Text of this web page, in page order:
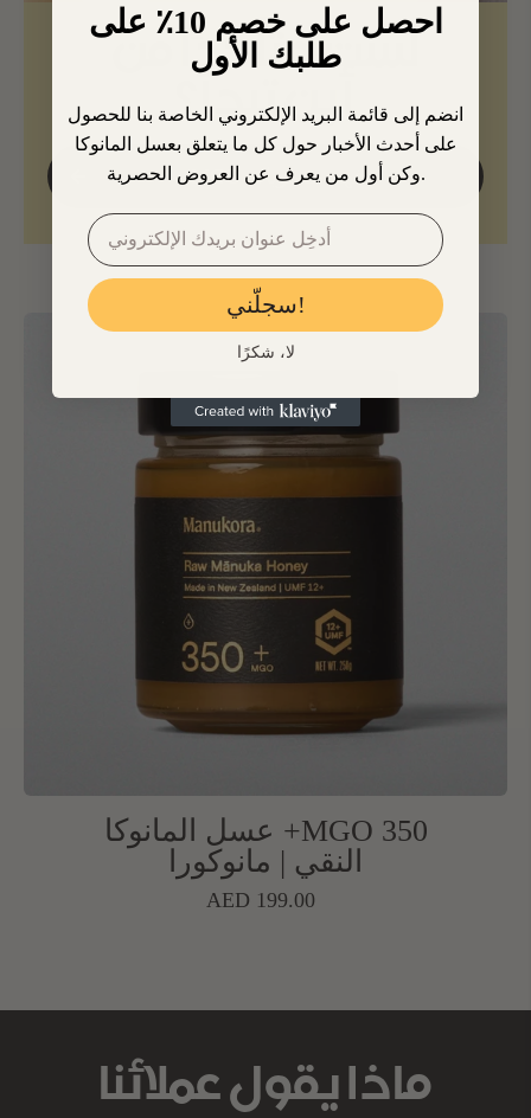
لست متأكدًا من
أين تبدأ؟
فهم مستويات MGO
MGO 350+ عسل المانوكا
النقي | مانوكورا
السعر
AED 199.00
ماذا يقول عملائنا
احصل على خصم 10٪ على
طلبك الأول
انضم إلى قائمة البريد الإلكتروني الخاصة بنا للحصول
على أحدث الأخبار حول كل ما يتعلق بعسل المانوكا
وكن أول من يعرف عن العروض الحصرية.
سجلّني!
لا، شكرًا